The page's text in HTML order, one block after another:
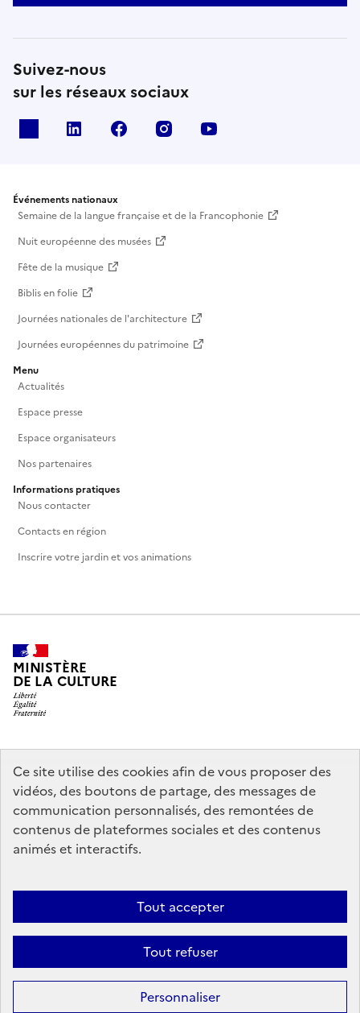
Ce site utilise des cookies afin de vous proposer des
vidéos, des boutons de partage, des messages de
communication personnalisés, des remontées de
contenus de plateformes sociales et des contenus
animés et interactifs.
Tout accepter
Tout refuser
Personnaliser
Suivez-nous
sur les réseaux sociaux
Linkedin Facebook Instagram
Événements nationaux
Semaine de la langue française et de la Francophonie
Nuit européenne des musées
Fête de la musique
Biblis en folie
Journées nationales de l'architecture
Journées européennes du patrimoine
Menu
Actualités
Espace presse
Espace organisateurs
Nos partenaires
Informations pratiques
Nous contacter
Contacts en région
Inscrire votre jardin et vos animations
MINISTÈRE
DE LA CULTURE
legifrance.gouv.fr
info.gouv.fr
service-public.gouv.fr
data.gouv.fr
Politique d’utilisation des témoins de connexion (cookies)
générale de protection des données
Nous contacter
Nos
Sauf mention contraire, tous les contenus de ce site sont sous